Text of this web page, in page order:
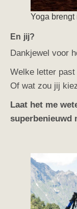
Yoga
En jij?
Dankjewel voor
Welke letter
Of wat zou jij
Laat het me
superbenieuwd